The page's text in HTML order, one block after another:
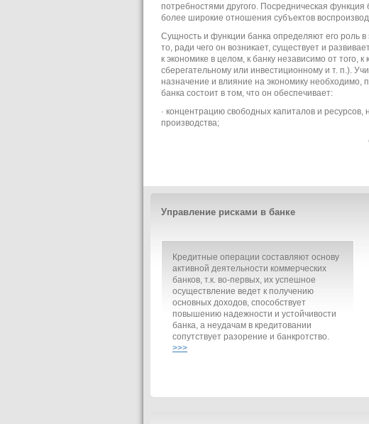
потребностями другого. Посредническая
более широкие отношения субъектов
Сущность и функции банка определяют его роль
то, ради чего он возникает, существует и
к экономике в целом, к банку независимо от того,
сберегательному или инвестиционному и т. п.).
назначение и влияние на экономику необходимо,
банка состоит в том, что он обеспечивает:
· концентрацию свободных капиталов и
производства;
Управление рисками в банке
Кредитные операции составляют основу
активной деятельности коммерческих
банков, т.к. во-первых, их успешное
осуществление ведет к получению
основных доходов, способствует
повышению надежности и устойчивости
банка, а неудачам в кредитовании
сопутствует разорение и банкротство.
>>>